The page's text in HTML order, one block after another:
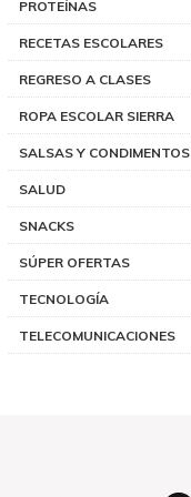
PROTEÍNAS
RECETAS ESCOLARES
REGRESO A CLASES
ROPA ESCOLAR SIERRA
SALSAS Y CONDIMENTOS
SALUD
SNACKS
SÚPER OFERTAS
TECNOLOGÍA
TELECOMUNICACIONES